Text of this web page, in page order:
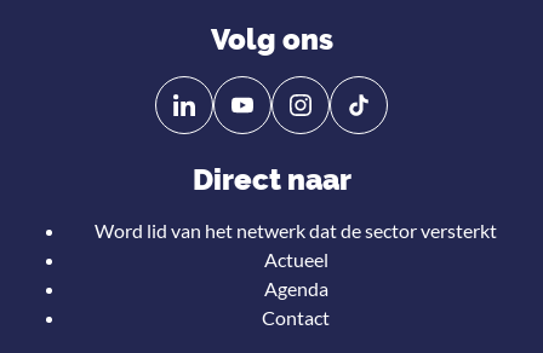
Volg ons
Volg
ons
Linkedin
Volg
ons
YouTube
Direct naar
Word lid van het netwerk dat de sector versterkt
Actueel
Agenda
Contact